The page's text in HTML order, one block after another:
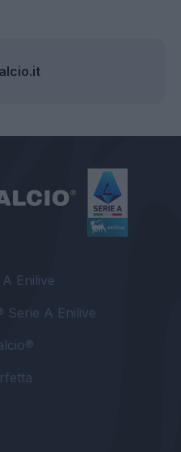
Enilive
Serie A Enilive